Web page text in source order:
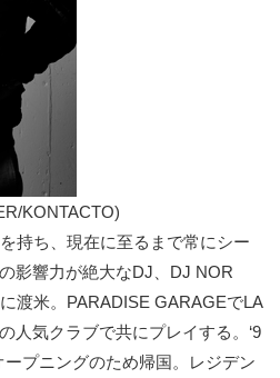
KONTACTO)
持ち、現在に至るまで常にシー
影響力が絶大なDJ、DJ NOR
渡米。PARADISE GARAGEでLA
人気クラブで共にプレイする。‘9
プニングのため帰国。レジデン